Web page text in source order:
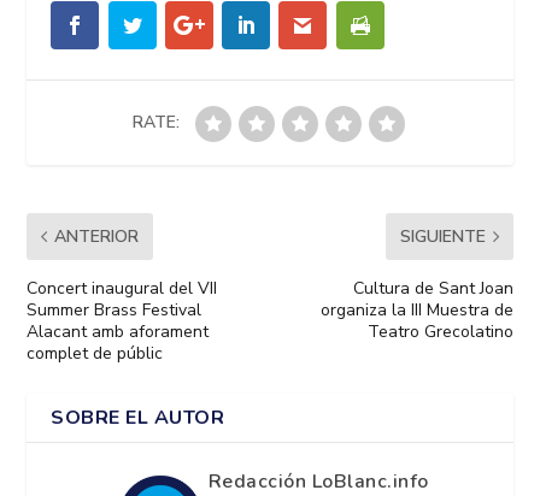
RATE:
ANTERIOR
Concert inaugural del VII
Summer Brass Festival
Alacant amb aforament
complet de públic
SIGUIENTE
Cultura de Sant Joan
organiza la III Muestra de
Teatro Grecolatino
SOBRE EL AUTOR
Redacción LoBlanc.info